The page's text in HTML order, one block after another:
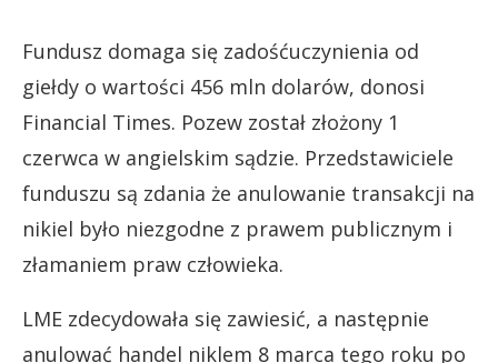
Fundusz domaga się zadośćuczynienia od
giełdy o wartości 456 mln dolarów, donosi
Financial Times. Pozew został złożony 1
czerwca w angielskim sądzie. Przedstawiciele
funduszu są zdania że anulowanie transakcji na
nikiel było niezgodne z prawem publicznym i
złamaniem praw człowieka.
LME zdecydowała się zawiesić, a następnie
anulować handel niklem 8 marca tego roku po